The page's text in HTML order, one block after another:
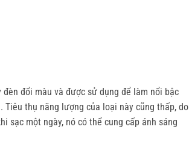
đèn đổi màu và được sử dụng để làm nổi bậc
thụ năng lượng của loại này cũng thấp, do
sạc một ngày, nó có thể cung cấp ánh sáng